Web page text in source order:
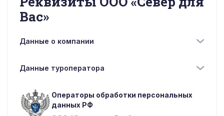
Вас»
Данные о компании
Данные туроператора
Операторы обработки персональных
данных РФ